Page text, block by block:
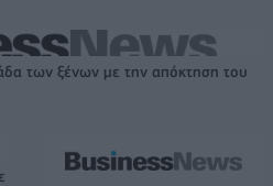
των ξένων με την απόκτηση του